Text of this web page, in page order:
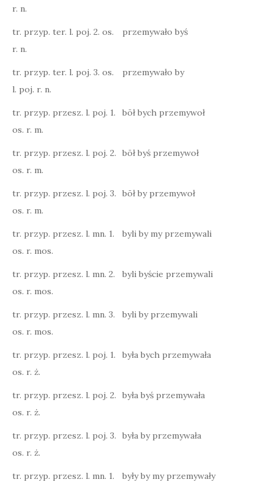
r. n.
tr. przyp. ter. l. poj. 2. os.
r. n.
przemywało byś
tr. przyp. ter. l. poj. 3. os.
l. poj. r. n.
przemywało by
tr. przyp. przesz. l. poj. 1.
os. r. m.
bōł bych przemywoł
tr. przyp. przesz. l. poj. 2.
os. r. m.
bōł byś przemywoł
tr. przyp. przesz. l. poj. 3.
os. r. m.
bōł by przemywoł
tr. przyp. przesz. l. mn. 1.
os. r. mos.
byli by my przemywali
tr. przyp. przesz. l. mn. 2.
os. r. mos.
byli byście przemywali
tr. przyp. przesz. l. mn. 3.
os. r. mos.
byli by przemywali
tr. przyp. przesz. l. poj. 1.
os. r. ż.
była bych przemywała
tr. przyp. przesz. l. poj. 2.
os. r. ż.
była byś przemywała
tr. przyp. przesz. l. poj. 3.
os. r. ż.
była by przemywała
tr. przyp. przesz. l. mn. 1.
były by my przemywały